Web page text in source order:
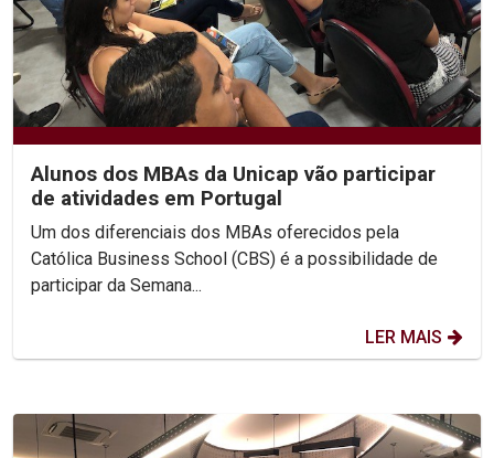
Alunos dos MBAs da Unicap vão participar
de atividades em Portugal
Um dos diferenciais dos MBAs oferecidos pela
Católica Business School (CBS) é a possibilidade de
participar da Semana...
LER MAIS